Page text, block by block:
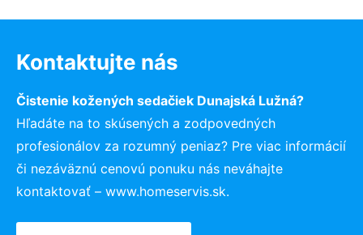
Kontaktujte nás
Čistenie kožených sedačiek Dunajská Lužná?
Hľadáte na to skúsených a zodpovedných
profesionálov za rozumný peniaz? Pre viac informácií
či nezáväznú cenovú ponuku nás neváhajte
kontaktovať – www.homeservis.sk.